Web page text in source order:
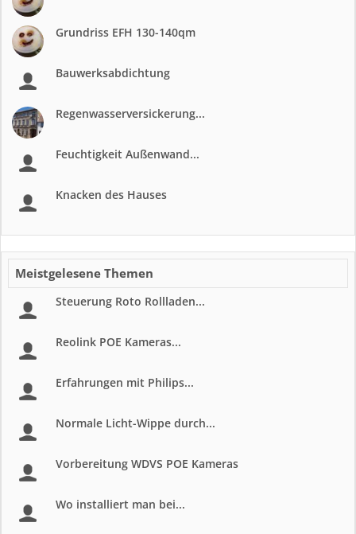
Grundriss EFH 130-140qm
Bauwerksabdichtung
Regenwasserversickerung...
Feuchtigkeit Außenwand...
Knacken des Hauses
Meistgelesene Themen
Steuerung Roto Rollladen...
Reolink POE Kameras...
Erfahrungen mit Philips...
Normale Licht-Wippe durch...
Vorbereitung WDVS POE Kameras
Wo installiert man bei...